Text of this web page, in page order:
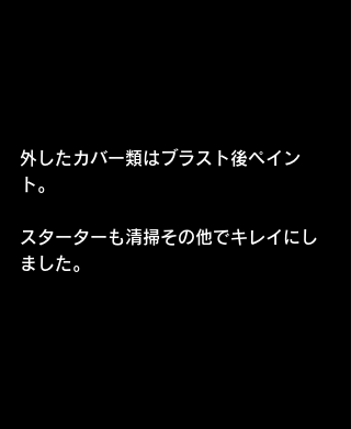
外したカバー類はブラスト後ペイン
ト。
スターターも清掃その他でキレイにし
ました。